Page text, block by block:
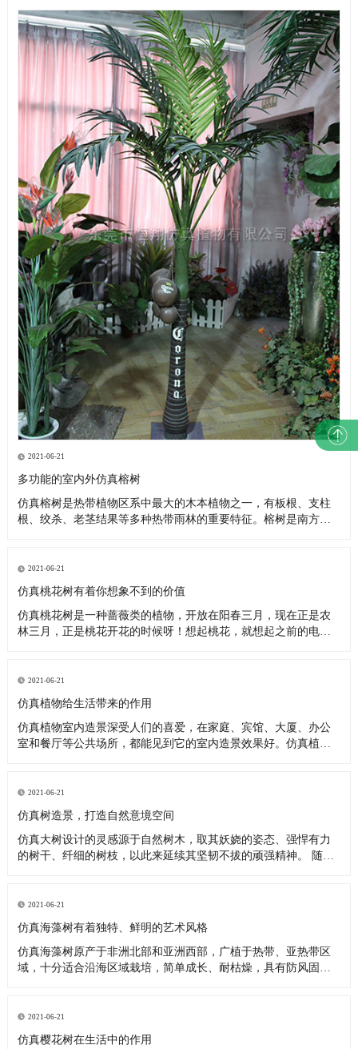
2021-06-21
多功能的室内外仿真榕树
仿真榕树​是热带植物区系中最大的木本植物之一，有板根、支柱
根、绞杀、老茎结果等多种热带雨林的重要特征。榕树是南方的
姿优美，所以深受大众的喜爱，所以仿真榕树就出现了。仿真榕
树是仿真树界最早
2021-06-21
仿真桃花树有着你想象不到的价值
仿真桃花树是一种蔷薇类的植物，开放在阳春三月，现在正是农
林三月，正是桃花开花的时候呀！想起桃花，就想起之前的电视
唯美的画面里。因为地区、地域、气温和气候的问题，导致某些
植物不能在本土进行
2021-06-21
仿真植物给生活带来的作用
仿真植物室内造景深受人们的喜爱，在家庭、宾馆、大厦、办公
室和餐厅等公共场所，都能见到它的室内造景效果好。仿真植物
常的见到，如机场、餐厅、办公室等，如今越来越多的人选择使
用仿真植物来创新打
2021-06-21
仿真树造景，打造自然意境空间
仿真大树设计的灵感源于自然树木，取其妖娆的姿态、强悍有力
的树干、纤细的树枝，以此来延续其坚韧不拔的顽强精神。 随着
低碳、环保的特性，而且拥有着可重塑性的特色，受到了无数市
民的青睐。现代
2021-06-21
仿真海藻树有着独特、鲜明的艺术风格
仿真海藻树原产于非洲北部和亚洲西部，广植于热带、亚热带区
域，十分适合沿海区域栽培，简单成长、耐枯燥，具有防风固
藻树推向各地，受地区影响的可以用仿真海藻树来替代真的海藻
树。仿真海藻树是工程
2021-06-21
仿真樱花树在生活中的作用